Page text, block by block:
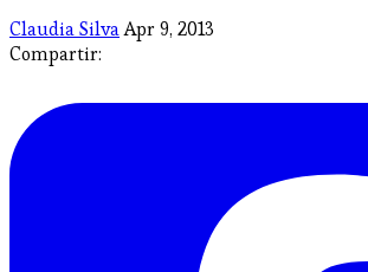
Claudia SilvaApr 9, 2013
Compartir: